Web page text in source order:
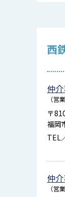
西
仲
（営
〒
福岡
TEL
仲
（営